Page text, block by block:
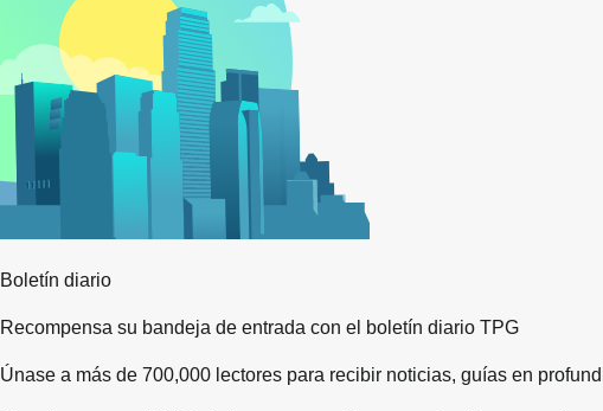
Boletín diario
Recompensa su bandeja de entrada con el boletín diario TPG
Únase a más de 700,000 lectores para recibir noticias, guías en